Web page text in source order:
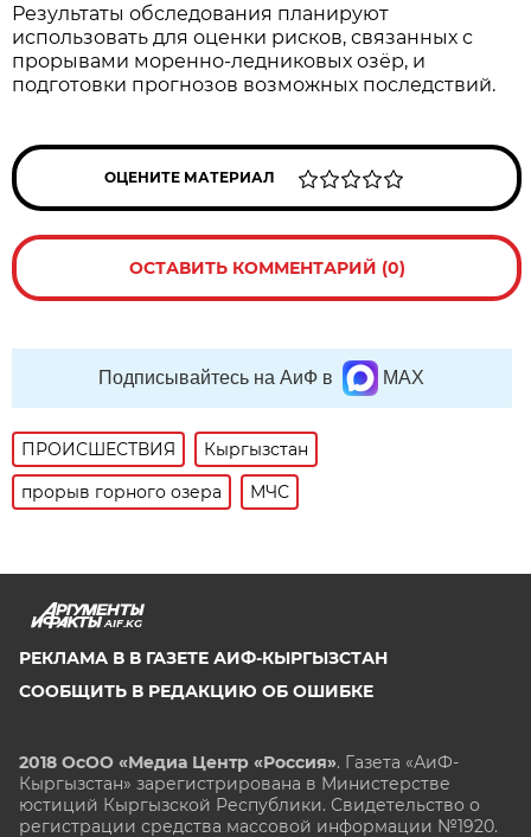
Результаты обследования планируют
использовать для оценки рисков, связанных с
прорывами моренно-ледниковых озёр, и
подготовки прогнозов возможных последствий.
ОЦЕНИТЕ МАТЕРИАЛ
ОСТАВИТЬ КОММЕНТАРИЙ (0)
Подписывайтесь на АиФ в MAX
ПРОИСШЕСТВИЯ
Кыргызстан
прорыв горного озера
МЧС
AIF.KG
РЕКЛАМА В В ГАЗЕТЕ АИФ-КЫРГЫЗСТАН
СООБЩИТЬ В РЕДАКЦИЮ ОБ ОШИБКЕ
2018 ОсОО «Медиа Центр «Россия». Газета «АиФ-
Кыргызстан» зарегистрирована в Министерстве
юстиций Кыргызской Республики. Свидетельство о
регистрации средства массовой информации №1920.